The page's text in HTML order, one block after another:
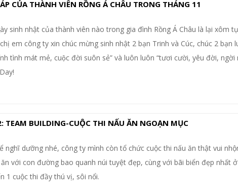
CỦA THÀNH VIÊN RỒNG Á CHÂU TRONG THÁNG 11
sinh nhật của thành viên nào trong gia đình Rồng Á Châu là lại xôm
em công ty xin chúc mừng sinh nhật 2 bạn Trinh và Cúc, chúc 2 bạn
tình mát mẻ, cuộc đời suôn sẻ” và luôn luôn “tươi cười, yêu đời, ngời
TEAM BUILDING-CUỘC THI NẤU ĂN NGOẠN MỤC
nghĩ dưỡng nhé, công ty mình còn tổ chức cuộc thi nấu ăn thật vui
với con đường bao quanh núi tuyệt đẹp, cùng với bãi biển đẹp nhất
1 cuộc thi đầy thú vị, sôi nổi.